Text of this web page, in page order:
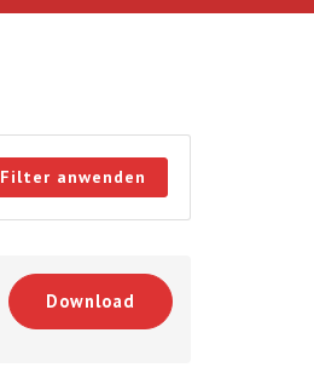
Filter anwenden
Download